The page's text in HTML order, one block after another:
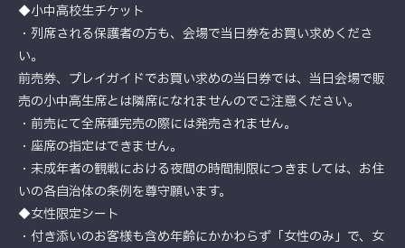
◆小中高校生チケット
・列席される保護者の方も、会場で当日券をお買い求めくださ
い。
前売券、プレイガイドでお買い求めの当日券では、当日会場で販
売の小中高生席とは隣席になれませんのでご注意ください。
・前売にて全席種完売の際には発売されません。
・座席の指定はできません。
・未成年者の観戦における夜間の時間制限につきましては、お住
いの各自治体の条例を尊守願います。
◆女性限定シート
・付き添いのお客様も含め年齢にかかわらず「女性のみ」で、女